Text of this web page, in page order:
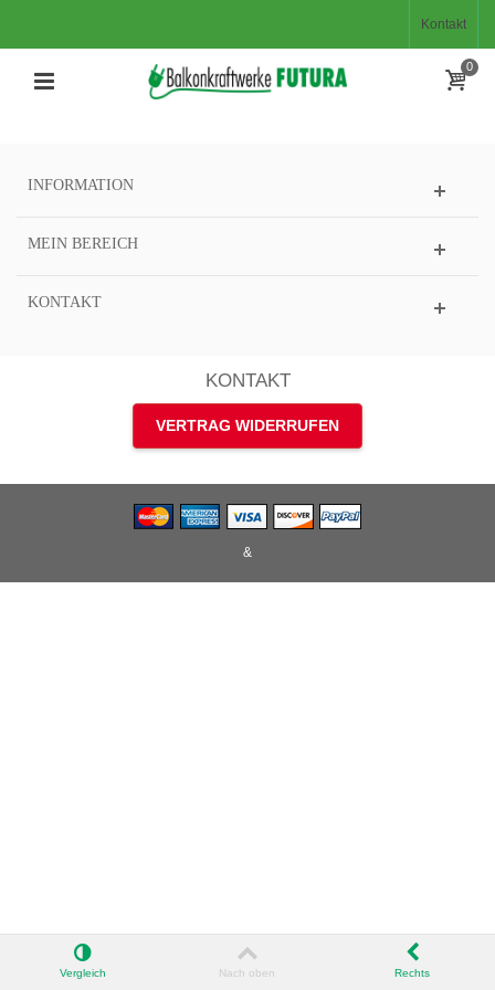
Kontakt
0
INFORMATION
MEIN BEREICH
KONTAKT
KONTAKT
VERTRAG WIDERRUFEN
&
Vergleich Rechts
Nach oben